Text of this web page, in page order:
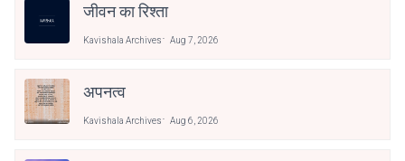
जीवन का रिश्ता
Kavishala Archives Aug 7, 2026
अपनत्व
Kavishala Archives Aug 6, 2026